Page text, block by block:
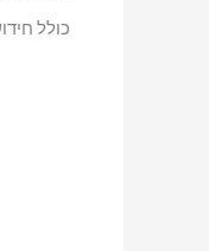
כולל